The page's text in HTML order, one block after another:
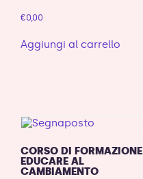
€0,00
Aggiungi al carrello
CORSO DI FORMAZIONE
EDUCARE AL
CAMBIAMENTO